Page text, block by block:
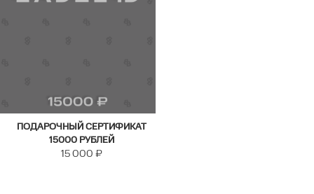
ПОДАРОЧНЫЙ СЕРТИФИКАТ
15000 РУБЛЕЙ
15 000 ₽